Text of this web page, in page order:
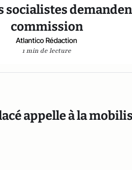
socialistes
commission
Atlantico Rédaction
1 min de lecture
appelle à la